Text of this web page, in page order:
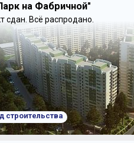
на Фабричной"
сдан. Всё распродано.
строительства